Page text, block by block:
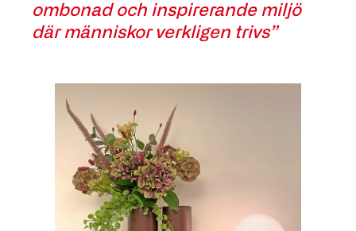
ombonad och inspirerande miljö
där människor verkligen trivs”